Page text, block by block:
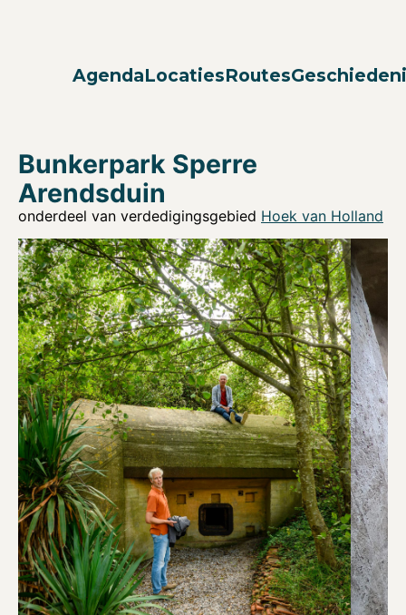
AgendaLocatiesRoutes
Bunkerpark Sperre
Arendsduin
onderdeel van verdedigingsgebied Hoek van Holland